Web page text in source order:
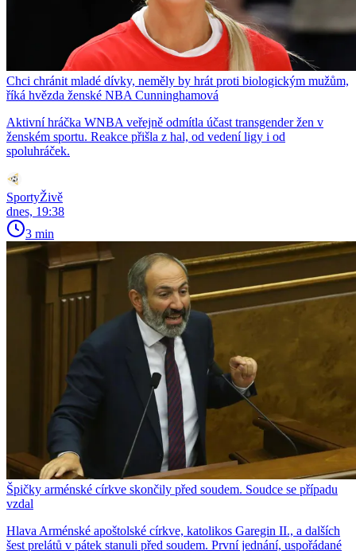
Chci chránit mladé dívky, neměly by hrát proti biologickým mužům,
říká hvězda ženské NBA Cunninghamová
Aktivní hráčka WNBA veřejně odmítla účast transgender žen v
ženském sportu. Reakce přišla z hal, od vedení ligy i od
spoluhráček.
SportyŽivě
dnes, 19:38
3 min
Špičky arménské církve skončily před soudem. Soudce se případu
vzdal
Hlava Arménské apoštolské církve, katolikos Garegin II., a dalších
šest prelátů v pátek stanuli před soudem. První jednání, uspořádané